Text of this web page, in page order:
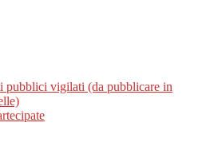
pubblici vigilati (da pubblicare in